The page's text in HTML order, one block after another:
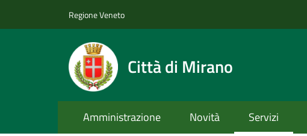
Regione Veneto
Città di Mirano
Amministrazione Novità Servizi